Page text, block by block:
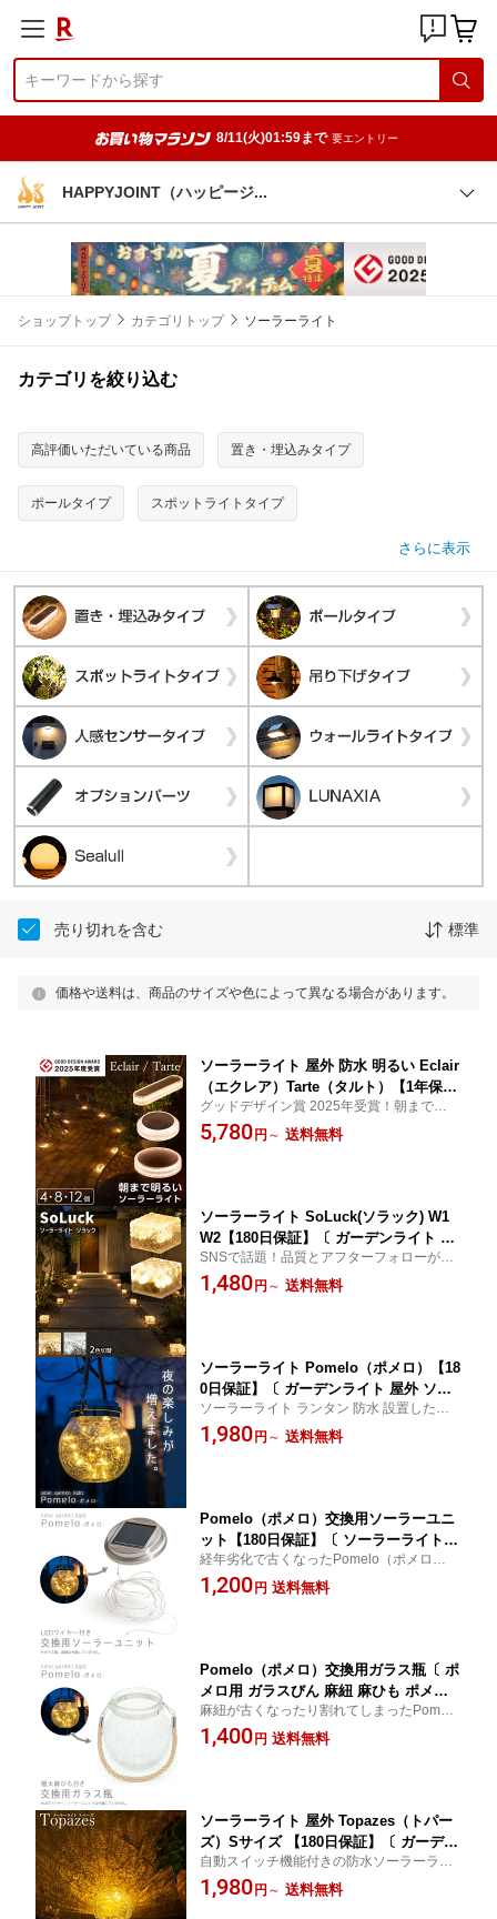
8/11(火)01:59まで 要エントリー
HAPPYJOINT（ハッピージ
ショップトップ カテゴリトップ ソーラーライト
カテゴリを絞り込む
高評価いただいている商品 置き・埋込みタイプ
ポールタイプ スポットライトタイプ
さらに表示
売り切れを含む 標準
価格や送料は、商品のサイズや色によって異なる場合があります。
ソーラーライト 屋外 防水 明るい Eclair
（エクレア）Tarte（タルト）【1年保
証】〔 ガーデンライト 長時間 庭 埋め
込み diy ソーラー 防犯 自動 LED 照明
グッドデザイン賞 2025年受賞！朝までしっ
かり光る良質なバッテリーを搭載。曇りが
続いても長時間点灯！ 置くだけ簡単、上品
5,780 円 ～ 送料無料
ソーラーライト SoLuck(ソラック) W1
W2【180日保証】〔 ガーデンライト 屋
外 ソーラーライト 外構 照明 玄関 駐車
場 四角 ベランダ センサーライト 防水 l
SNSで話題！品質とアフターフォローが充
実!!コンパクトなキューブタイプ★ 待望の
新デザイン登場!!実家へのプレゼントや新築
1,480 円 ～ 送料無料
ソーラーライト Pomelo（ポメロ）【18
0日保証】〔 ガーデンライト 屋外 ソー
ラー 新生活 イルミネーション ランタン
おしゃれ 防水 ソーラーライト 屋外 吊
ソーラーライト ランタン 防水 設置した後
は手間いらず！ ソーラーライトで癒しの空
間に
1,980 円 ～ 送料無料
Pomelo（ポメロ）交換用ソーラーユニ
ット【180日保証】〔 ソーラーライト L
EDワイヤー ポメロの蓋 ガーデンライト
屋外 ソーラー ランタン 防水 自動点灯
経年劣化で古くなったPomelo（ポメロ）が
簡単復活！ ソーラーを使ったオリジナル照
明の作品作りにも！
1,200 円 送料無料
Pomelo（ポメロ）交換用ガラス瓶〔 ポ
メロ用 ガラスびん 麻紐 麻ひも ポメロ
の瓶 おしゃれな瓶 テラリウム 屋外 ソ
ーラー ランタン ひび割れ クラック 吊
〕
麻紐が古くなったり割れてしまったPomelo
（ポメロ）が簡単復活！アンティークな雰
囲気が可愛いからテラリウムの容器にもぴ
1,400 円 送料無料
ソーラーライト 屋外 Topazes（トパー
ズ）Sサイズ 【180日保証】〔 ガーデン
ライト ソーラー 屋外 防水 ソーラーラ
イト ボール 電球色 LED インテリア ガ
自動スイッチ機能付きの防水ソーラーライ
ト。明かりのある癒しのお庭へ。
1,980 円 ～ 送料無料